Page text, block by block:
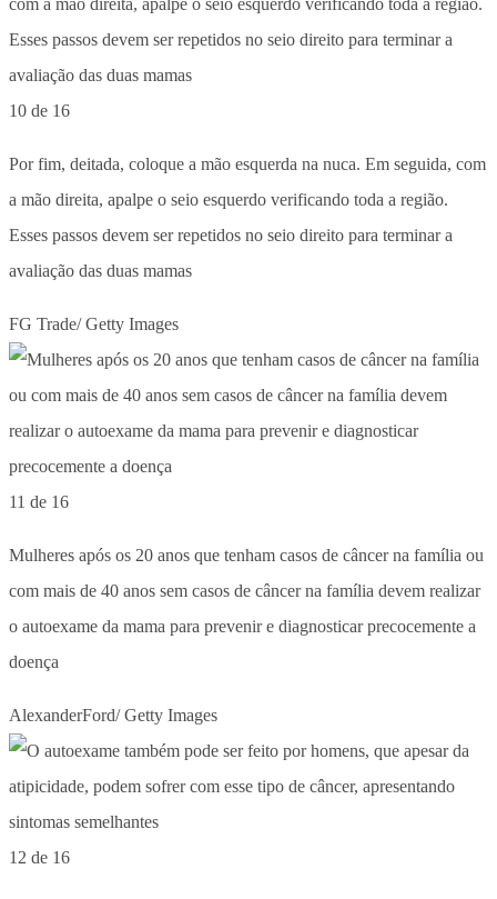
10 de 16
Por fim, deitada, coloque a mão esquerda na nuca. Em seguida, com
a mão direita, apalpe o seio esquerdo verificando toda a região.
Esses passos devem ser repetidos no seio direito para terminar a
avaliação das duas mamas
FG Trade/ Getty Images
11 de 16
Mulheres após os 20 anos que tenham casos de câncer na família ou
com mais de 40 anos sem casos de câncer na família devem realizar
o autoexame da mama para prevenir e diagnosticar precocemente a
doença
AlexanderFord/ Getty Images
12 de 16